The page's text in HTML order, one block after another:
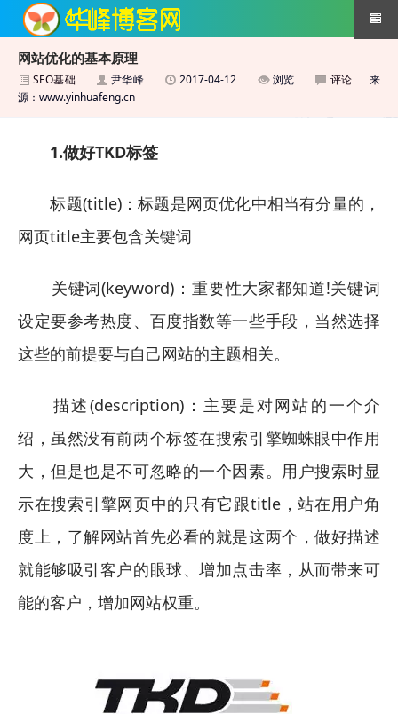
搜索引擎优化技术
网站优化的基本原理
SEO基础 尹华峰 2017-04-12 浏览 评论
来
源：www.yinhuafeng.cn
1.做好TKD标签
标题(title)：标题是网页优化中相当有分量的，
网页title主要包含关键词
关键词(keyword)：重要性大家都知道!关键词
设定要参考热度、百度指数等一些手段，当然选择
这些的前提要与自己网站的主题相关。
描述(description)：主要是对网站的一个介
绍，虽然没有前两个标签在搜索引擎蜘蛛眼中作用
大，但是也是不可忽略的一个因素。用户搜索时显
示在搜索引擎网页中的只有它跟title，站在用户角
度上，了解网站首先必看的就是这两个，做好描述
就能够吸引客户的眼球、增加点击率，从而带来可
能的客户，增加网站权重。